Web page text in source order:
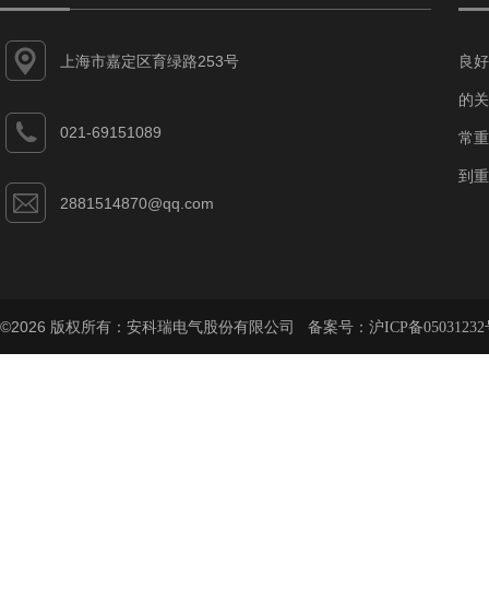
上海市嘉定区育绿路253号
021-69151089
2881514870@qq.com
良
的
常
到
©2026 版权所有：安科瑞电气股份有限公司 备案号： 沪ICP备05031232